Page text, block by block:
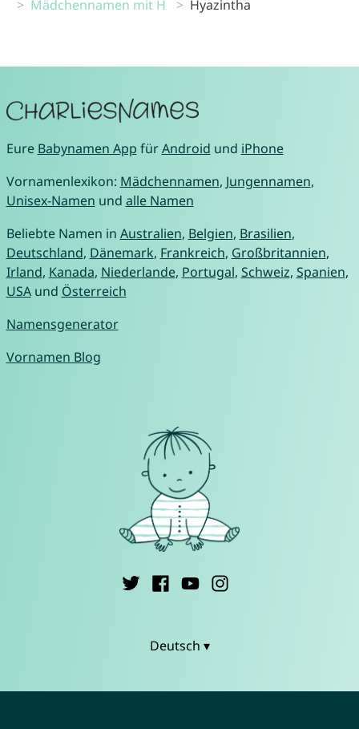
Mädchennamen mit H
Hyazintha
Eure Babynamen App fürAndroid und iPhone
Vornamenlexikon: Mädchennamen, Jungennamen,
Unisex-Namen und alle Namen
Beliebte Namen in Australien, Belgien, Brasilien,
Deutschland, Dänemark, Frankreich, Großbritannien,
Irland, Kanada, Niederlande, Portugal, Schweiz, Spanien,
USAund Österreich
Namensgenerator
Vornamen Blog
Deutsch ▾